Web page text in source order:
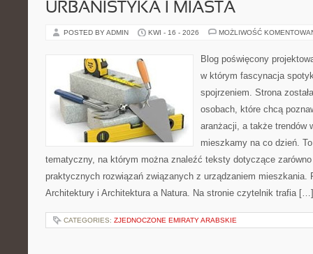
URBANISTYKA I MIASTA
POSTED BY ADMIN KWI - 16 - 2026 MOŻLIWOŚĆ
Blog poświęcony
w którym fascynacja
spojrzeniem. Strona
osobach, które chcą
aranżacji, a także trendów
mieszkamy na co dzień.
tematyczny, na którym można znaleźć teksty dotyczące
praktycznych rozwiązań związanych z urządzaniem mieszkania.
Architektury i Architektura a Natura. Na stronie czytelnik trafia […]
CATEGORIES: ZJEDNOCZONE EMIRATY ARABSKIE